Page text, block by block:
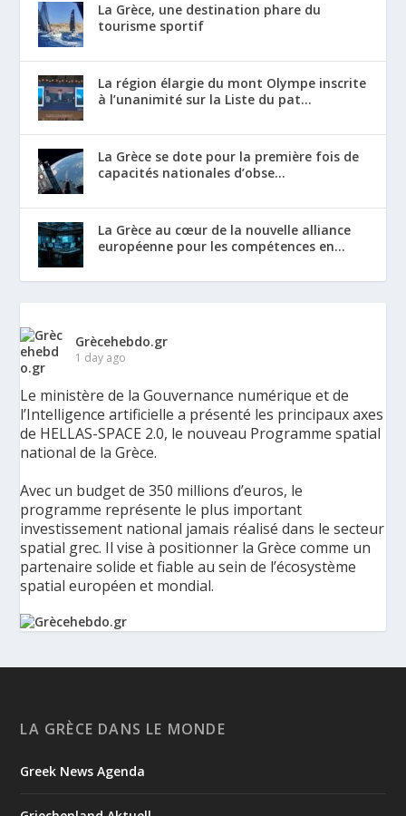
La Grèce, une destination phare du
tourisme sportif
La région élargie du mont Olympe inscrite
à l’unanimité sur la Liste du pat...
La Grèce se dote pour la première fois de
capacités nationales d’obse...
La Grèce au cœur de la nouvelle alliance
européenne pour les compétences en...
Grècehebdo.gr
1 day ago
Le ministère de la Gouvernance numérique et de
l’Intelligence artificielle a présenté les principaux axes
de HELLAS-SPACE 2.0, le nouveau Programme spatial
national de la Grèce.
Avec un budget de 350 millions d’euros, le
programme représente le plus important
investissement national jamais réalisé dans le secteur
spatial grec. Il vise à positionner la Grèce comme un
partenaire solide et fiable au sein de l’écosystème
spatial européen et mondial.
350 millions d’euros pour renforcer la sécurité,
l’Intelligence artificielle a présenté les principaux axes de
la Grèce, une initiative de 350 millions d’euros destinée à
LA GRÈCE DANS LE MONDE
Greek News Agenda